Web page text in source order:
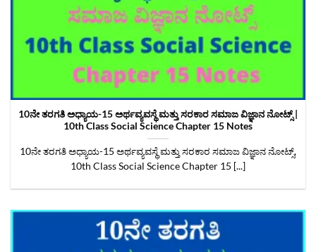
10ನೇ ತರಗತಿ ಅಧ್ಯಾಯ-15 ಅರ್ಥವ್ಯವಸ್ಥೆ ಮತ್ತು ಸರಕಾರ ಸಮಾಜ ವಿಜ್ಞಾನ ನೋಟ್ಸ್‌ |
10th Class Social Science Chapter 15 Notes
10ನೇ ತರಗತಿ ಅಧ್ಯಾಯ-15 ಅರ್ಥವ್ಯವಸ್ಥೆ ಮತ್ತು ಸರಕಾರ ಸಮಾಜ ವಿಜ್ಞಾನ ನೋಟ್ಸ್‌,
10th Class Social Science Chapter 15 [...]